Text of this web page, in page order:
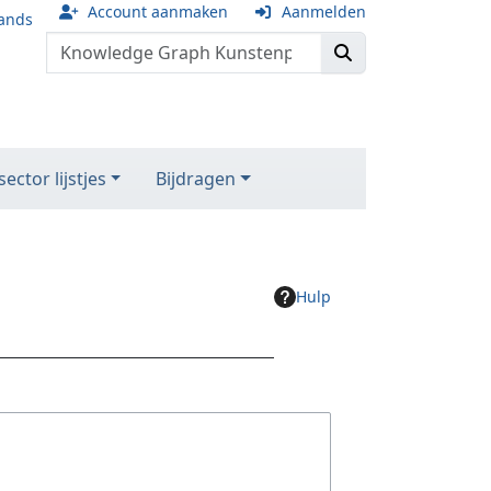
Account aanmaken Aanmelden
lijstjes Bijdragen
Hulp